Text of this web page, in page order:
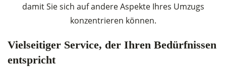
damit Sie sich auf andere Aspekte Ihres Umzugs
konzentrieren können.
Vielseitiger Service, der Ihren Bedürfnissen
entspricht